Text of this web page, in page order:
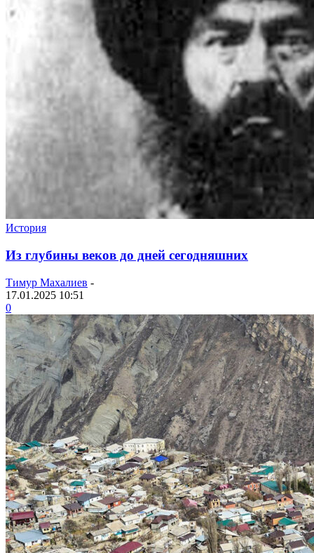
История
Из глубины веков до дней сегодняшних
Тимур Махалиев -
17.01.2025 10:51
0